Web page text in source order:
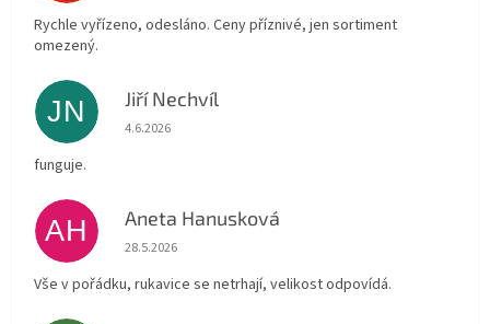
Rychle vyřízeno, odesláno. Ceny příznivé, jen sortiment
omezený.
JN Jiří Nechvíl
Hodnocení obchodu je 5 z 5 hvězdiček.
4.6.2026
funguje.
AH Aneta Hanusková
Hodnocení obchodu je 5 z 5 hvězdiček.
28.5.2026
Vše v pořádku, rukavice se netrhají, velikost odpovídá.